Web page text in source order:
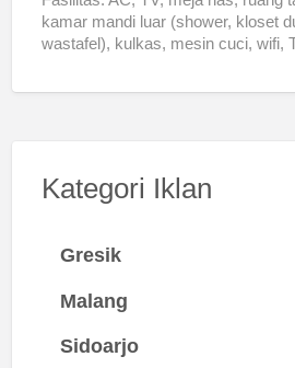
kamar mandi luar (shower, kloset
wastafel), kulkas, mesin cuci, wifi,
Kategori Iklan
Gresik
Malang
Sidoarjo